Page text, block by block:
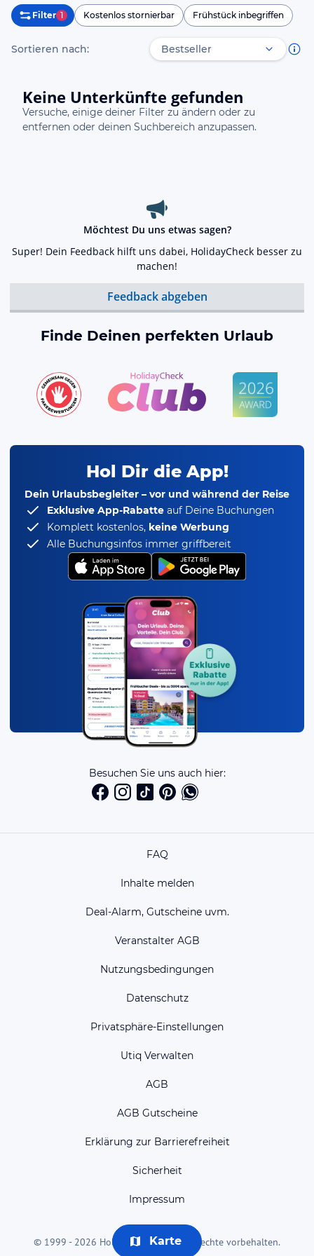
Filter 1 Kostenlos stornierbar Frühstück inbegriffen
Sortieren nach:
Keine Unterkünfte gefunden
Versuche, einige deiner Filter zu ändern oder zu
entfernen oder deinen Suchbereich anzupassen.
Karte
Möchtest Du uns etwas sagen?
Super! Dein Feedback hilft uns dabei, HolidayCheck besser zu
machen!
Feedback abgeben
Finde Deinen perfekten Urlaub
Hol Dir die App!
Dein Urlaubsbegleiter – vor und während der Reise
Exklusive App-Rabatte auf Deine Buchungen
Komplett kostenlos, keine Werbung
Alle Buchungsinfos immer griffbereit
Besuchen Sie uns auch hier:
FAQ
Inhalte melden
Deal-Alarm, Gutscheine uvm.
Veranstalter AGB
Nutzungsbedingungen
Datenschutz
Privatsphäre-Einstellungen
Utiq Verwalten
AGB
AGB Gutscheine
Erklärung zur Barrierefreiheit
Sicherheit
Impressum
© 1999 - 2026 HolidayCheck AG. Alle Rechte vorbehalten.